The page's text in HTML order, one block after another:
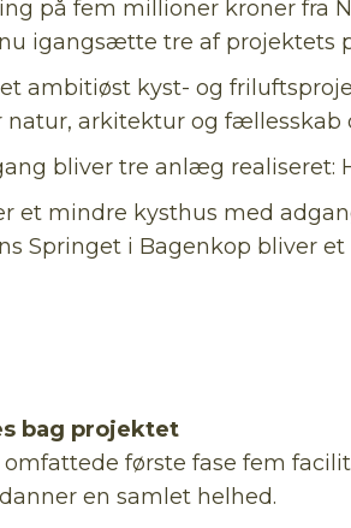
på fem millioner kroner fra
igangsætte tre af projektets
et ambitiøst kyst- og
natur, arkitektur og
bliver tre anlæg realiseret:
et mindre kysthus med
Springet i Bagenkop bliver
bag projektet
første fase fem
en samlet helhed.